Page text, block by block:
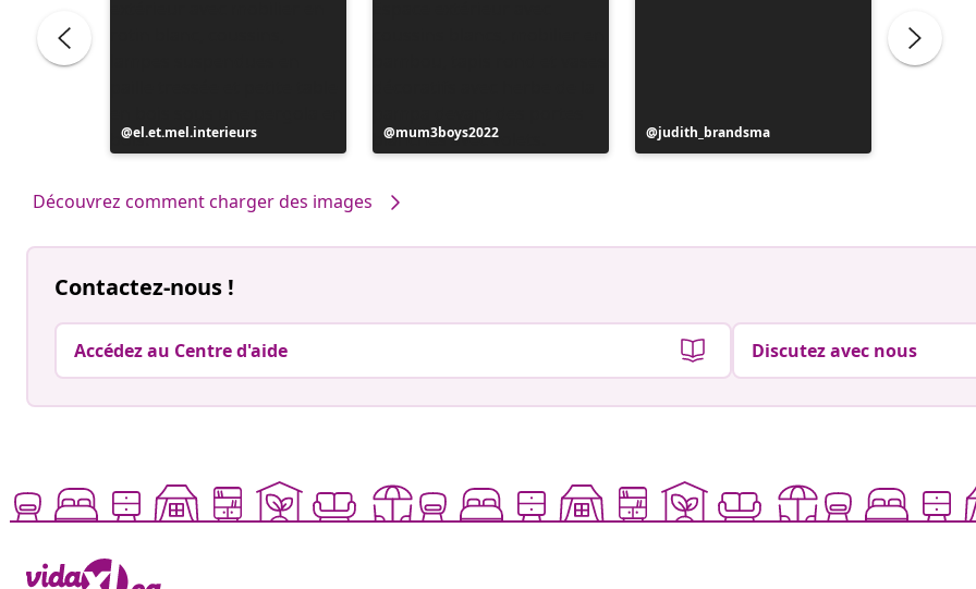
Publication
publiée
el.et.mel.interieurs
Publication
publiée
mum3boys2022
Publication
publiée
judith_brandsma
Découvrez comment charger des images
Contactez-nous !
Accédez au Centre d'aide Discutez avec nous